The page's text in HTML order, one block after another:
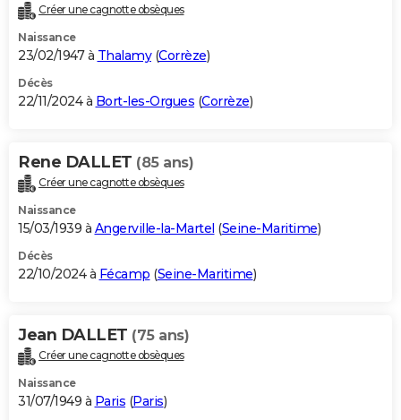
Créer une cagnotte obsèques
Naissance
23/02/1947 à Thalamy(Corrèze)
Décès
22/11/2024 à Bort-les-Orgues (Corrèze)
Rene DALLET (85 ans)
Créer une cagnotte obsèques
Naissance
15/03/1939 à Angerville-la-Martel (Seine-Maritime)
Décès
22/10/2024 à Fécamp (Seine-Maritime)
Jean DALLET (75 ans)
Créer une cagnotte obsèques
Naissance
31/07/1949 à Paris (Paris)